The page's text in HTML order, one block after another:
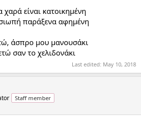
είναι κατοικημένη
σιωπή παράξενα αφημένη
άσπρο μου μανουσάκι
σαν το χελιδονάκι
Last edited: May 10, 2018
Staff member